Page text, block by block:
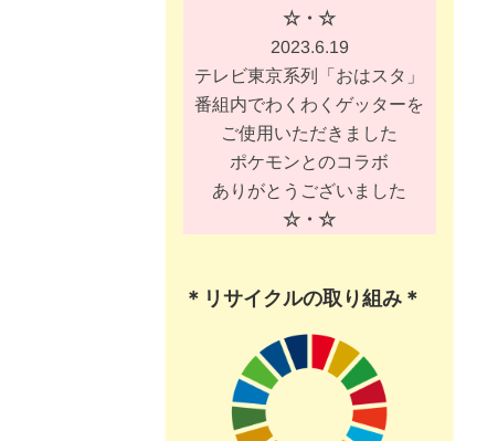
☆・☆
2023.6.19
テレビ東京系列「おはスタ」
番組内でわくわくゲッターを
ご使用いただきました
ポケモンとのコラボ
ありがとうございました
☆・☆
＊リサイクルの取り組み＊